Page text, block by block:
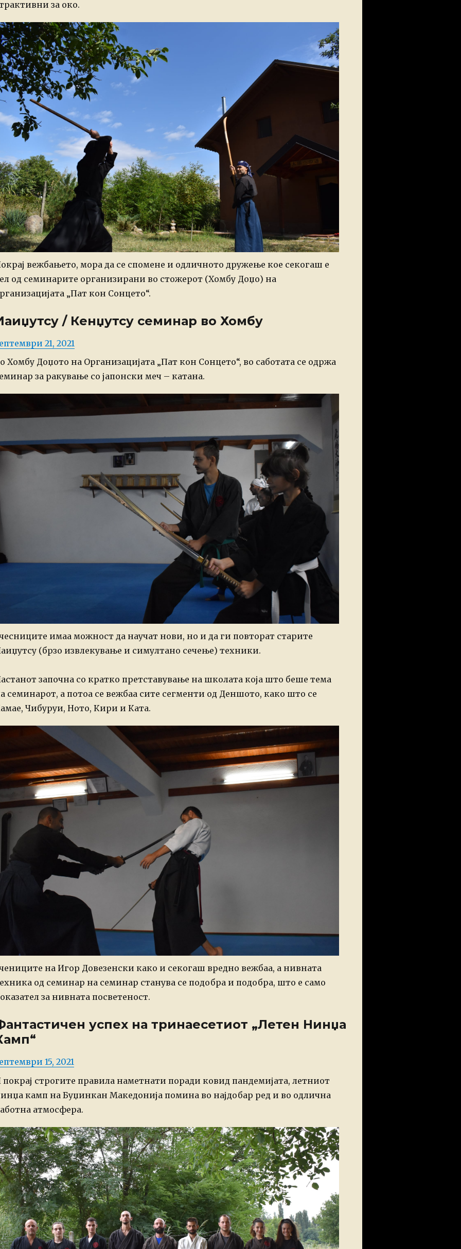
за око.
вежбањето, мора да се спомене и одличното дружење кое секогаш е
од семинарите организирани во стожерот (Хомбу Доџо) на
„Пат кон Сонцето“.
/ Кенџутсу семинар во Хомбу
21, 2021
Хомбу Доџото на Организацијата „Пат кон Сонцето“, во саботата се одржа
за ракување со јапонски меч – катана.
имаа можност да научат нови, но и да ги повторат старите
(брзо извлекување и симултано сечење) техники.
започна со кратко претставување на школата која што беше тема
семинарот, а потоа се вежбаа сите сегменти од Деншото, како што се
Чибуруи, Ното, Кири и Ката.
на Игор Довезенски како и секогаш вредно вежбаа, а нивната
од семинар на семинар станува се подобра и подобра, што е само
за нивната посветеност.
успех на тринаесетиот „Летен Нинџа
15, 2021
покрај строгите правила наметнати поради ковид пандемијата, летниот
камп на Буџинкан Македонија помина во најдобар ред и во одлична
атмосфера.